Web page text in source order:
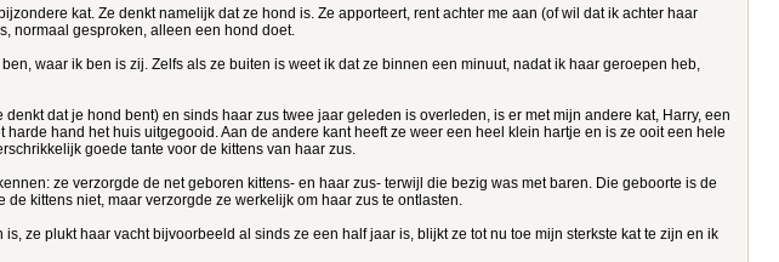
kat. Ze denkt namelijk dat ze hond is. Ze apporteert, rent achter me aan (of wil dat ik achter haar
normaal gesproken, alleen een hond doet.
waar ik ben is zij. Zelfs als ze buiten is weet ik dat ze binnen een minuut, nadat ik haar geroepen heb,
dat je hond bent) en sinds haar zus twee jaar geleden is overleden, is er met mijn andere kat, Harry, een
hand het huis uitgegooid. Aan de andere kant heeft ze weer een heel klein hartje en is ze ooit een hele
goede tante voor de kittens van haar zus.
ze verzorgde de net geboren kittens- en haar zus- terwijl die bezig was met baren. Die geboorte is de
kittens niet, maar verzorgde ze werkelijk om haar zus te ontlasten.
ze plukt haar vacht bijvoorbeeld al sinds ze een half jaar is, blijkt ze tot nu toe mijn sterkste kat te zijn en ik